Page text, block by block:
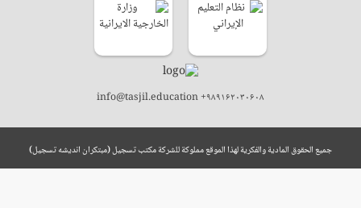
info@tasjil.education +۹۸۹۱۶۲۰۳۰۶۰۸
جميع الحقوق المادية والفكرية لهذا الموقع مملوكة للشركة مكتب تسجيل (مبتکران اندیشه تسجیل)